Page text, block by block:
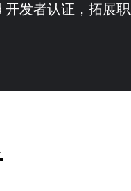
发者认证，拓展职